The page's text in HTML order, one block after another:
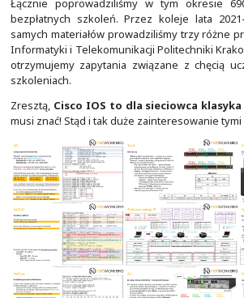
To wszystko sprawia, żewiedza
pożądana na rynkui musi być
większa skalę, niż my byliśmy w
korzytania z niej!
Zapotrzebowanie na szkolenia o tak
opracowanych przez nas materiałów
Duża większość z nich brała
Łącznie poprowadziliśmy w tym
bezpłatnych szkoleń. Przez
samych materiałów prowadziliśmy
Informatyki i Telekomunikacji
otrzymujemy zapytania związane
szkoleniach.